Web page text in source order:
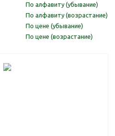
По алфавиту (убывание)
По алфавиту (возрастание)
По цене (убывание)
По цене (возрастание)